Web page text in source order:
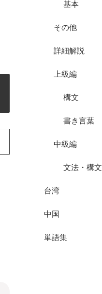
基本
その他
詳細解説
上級編
構文
書き言葉
中級編
文法・構文
台湾
中国
単語集